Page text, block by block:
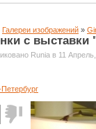
Галереи изображений »
с
Runia в 11
Голос
против!